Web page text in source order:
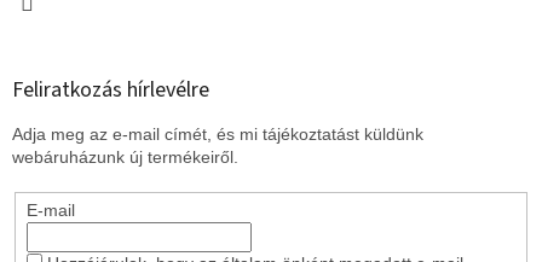
Feliratkozás hírlevélre
Adja meg az e-mail címét, és mi tájékoztatást küldünk
webáruházunk új termékeiről.
E-mail